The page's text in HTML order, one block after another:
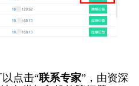
点击“联系专家”，由资深